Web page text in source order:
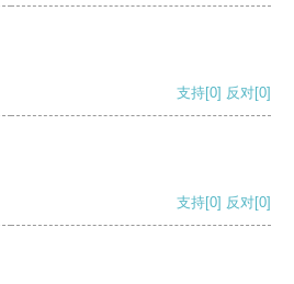
支持[0] 反对[0]
支持[0] 反对[0]